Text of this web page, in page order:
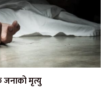
जनाको मृत्यु